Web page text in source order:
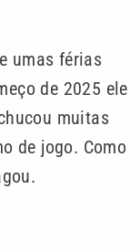
umas férias
de 2025 ele
muitas
de jogo. Como